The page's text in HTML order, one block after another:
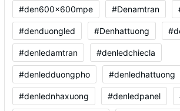
#den600x600mpe #Denamtran
#denduongled #Denhattuong
#denledamtran #denledchiecla
#denledduongpho #denledhattuong
#denlednhaxuong #denledpanel